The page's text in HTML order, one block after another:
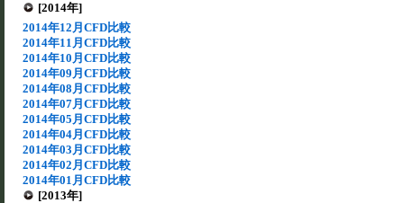
[2014年]
2014年12月CFD比較
2014年11月CFD比較
2014年10月CFD比較
2014年09月CFD比較
2014年08月CFD比較
2014年07月CFD比較
2014年05月CFD比較
2014年04月CFD比較
2014年03月CFD比較
2014年02月CFD比較
2014年01月CFD比較
[2013年]